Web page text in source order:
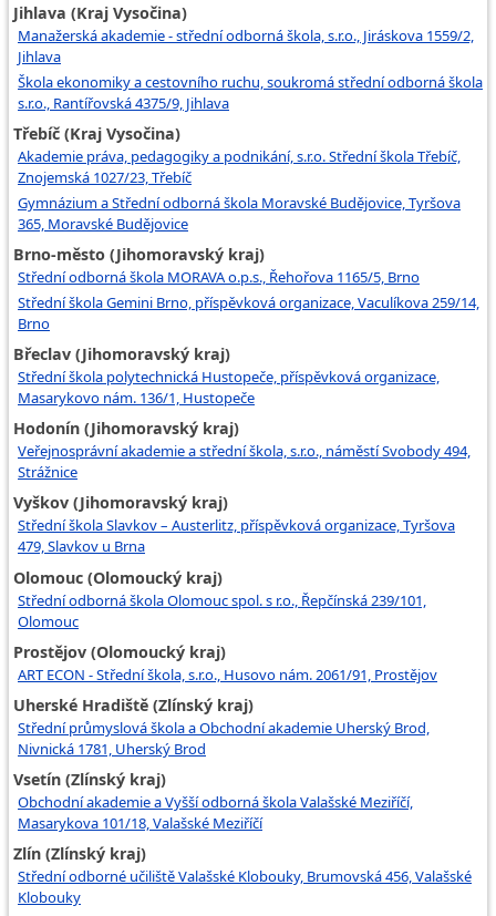
Jihlava (Kraj Vysočina)
Manažerská akademie - střední odborná škola, s.r.o., Jiráskova 1559/2,
Jihlava
Škola ekonomiky a cestovního ruchu, soukromá střední odborná škola
s.r.o., Rantířovská 4375/9, Jihlava
Třebíč (Kraj Vysočina)
Akademie práva, pedagogiky a podnikání, s.r.o. Střední škola Třebíč,
Znojemská 1027/23, Třebíč
Gymnázium a Střední odborná škola Moravské Budějovice, Tyršova
365, Moravské Budějovice
Brno-město (Jihomoravský kraj)
Střední odborná škola MORAVA o.p.s., Řehořova 1165/5, Brno
Střední škola Gemini Brno, příspěvková organizace, Vaculíkova 259/14,
Brno
Břeclav (Jihomoravský kraj)
Střední škola polytechnická Hustopeče, příspěvková organizace,
Masarykovo nám. 136/1, Hustopeče
Hodonín (Jihomoravský kraj)
Veřejnosprávní akademie a střední škola, s.r.o., náměstí Svobody 494,
Strážnice
Vyškov (Jihomoravský kraj)
Střední škola Slavkov – Austerlitz, příspěvková organizace, Tyršova
479, Slavkov u Brna
Olomouc (Olomoucký kraj)
Střední odborná škola Olomouc spol. s r.o., Řepčínská 239/101,
Olomouc
Prostějov (Olomoucký kraj)
ART ECON - Střední škola, s.r.o., Husovo nám. 2061/91, Prostějov
Uherské Hradiště (Zlínský kraj)
Střední průmyslová škola a Obchodní akademie Uherský Brod,
Nivnická 1781, Uherský Brod
Vsetín (Zlínský kraj)
Obchodní akademie a Vyšší odborná škola Valašské Meziříčí,
Masarykova 101/18, Valašské Meziříčí
Zlín (Zlínský kraj)
Střední odborné učiliště Valašské Klobouky, Brumovská 456, Valašské
Klobouky